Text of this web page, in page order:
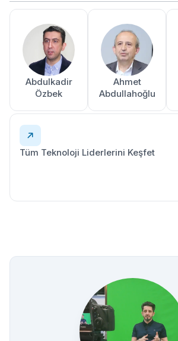
Abdulkadir
Özbek
Ahmet
Abdullahoğlu
Tüm Teknoloji Liderlerini Keşfet